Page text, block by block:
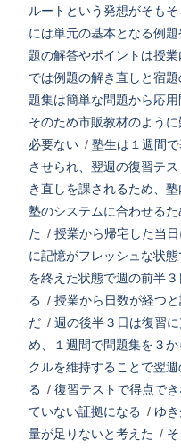
ルートという発想がそも
には単元の基本となる例
題の解答やポイントは授
では例題の解き直しと宿
題集は簡単な問題から応
そのため市販教材のよう
必要ない / 塾生は１週間
させられ、翌週の復習テ
き直しを課されるため、
塾のシステムに合わせる
た / 授業から帰宅した当
に記憶がフレッシュな状
を終えた状態で週の前半
る / 授業から日数が経つ
だ / 週の後半３日は復習
め、１週間で問題集を３
クルを維持することで翌
る / 復習テストで得点で
ていない証拠になる / ゆ
量が足りないと考えた /